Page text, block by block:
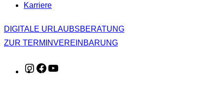
Karriere
DIGITALE URLAUBSBERATUNG
ZUR TERMINVEREINBARUNG
Instagram
Facebook